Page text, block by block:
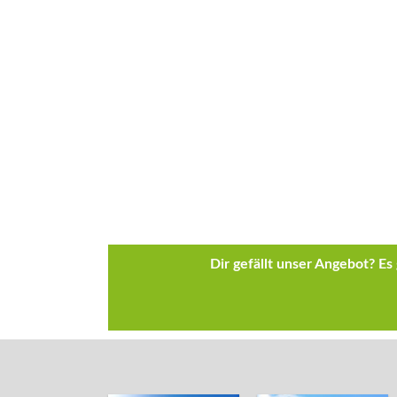
Dir gefällt unser Angebot?